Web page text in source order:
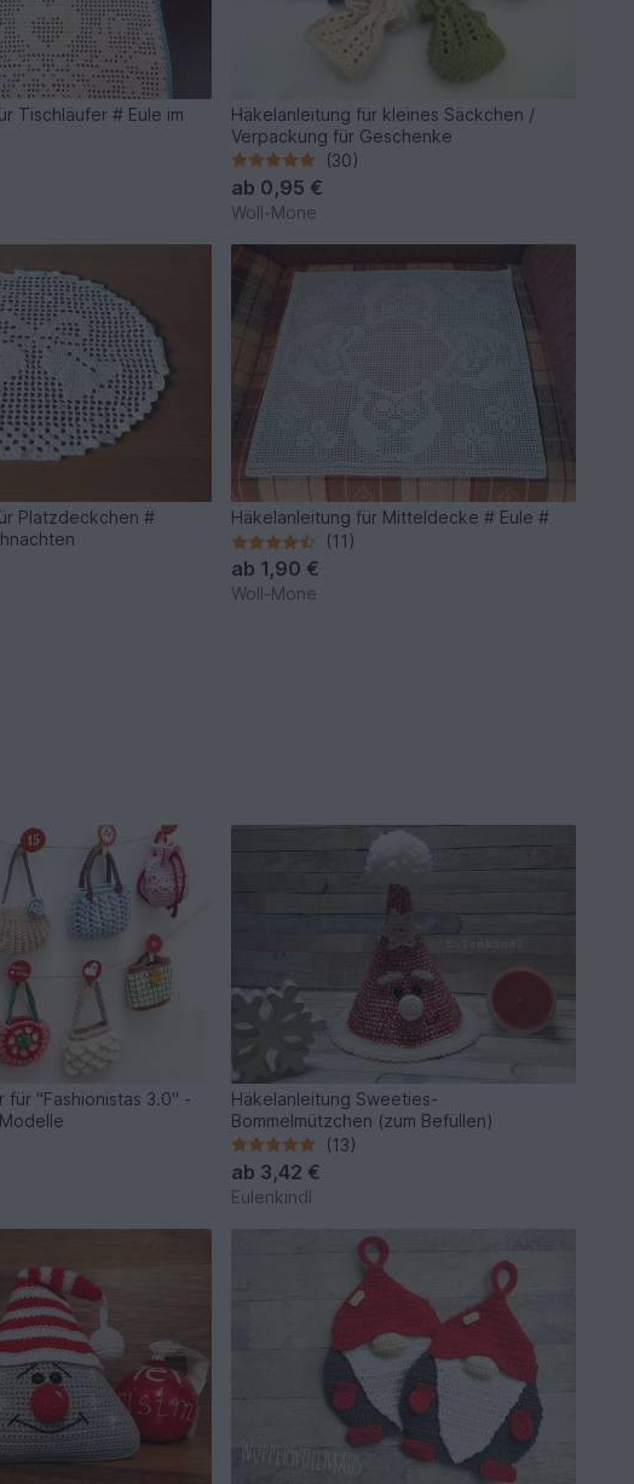
Tischläufer # Eule im
Häkelanleitung für kleines Säckchen /
Verpackung für Geschenke
(30)
ab 0,95 €
Woll-Mone
Platzdeckchen #
Häkelanleitung für Mitteldecke # Eule #
(11)
ab 1,90 €
Woll-Mone
für "Fashionistas 3.0" -
Häkelanleitung Sweeties-
Bommelmützchen (zum Befüllen)
(13)
ab 3,42 €
Eulenkindl